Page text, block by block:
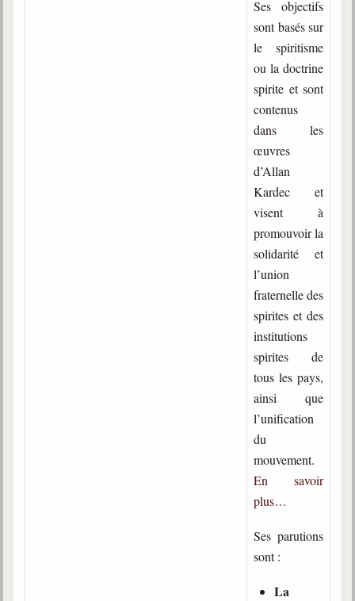
Ses objectifs
sont basés sur
le spiritisme
ou la doctrine
spirite et sont
contenus
dans les
œuvres
d’Allan
Kardec et
visent à
promouvoir la
solidarité et
l’union
fraternelle des
spirites et des
institutions
spirites de
tous les pays,
ainsi que
l’unification
du
mouvement.
En savoir
plus…
Ses parutions
sont :
La